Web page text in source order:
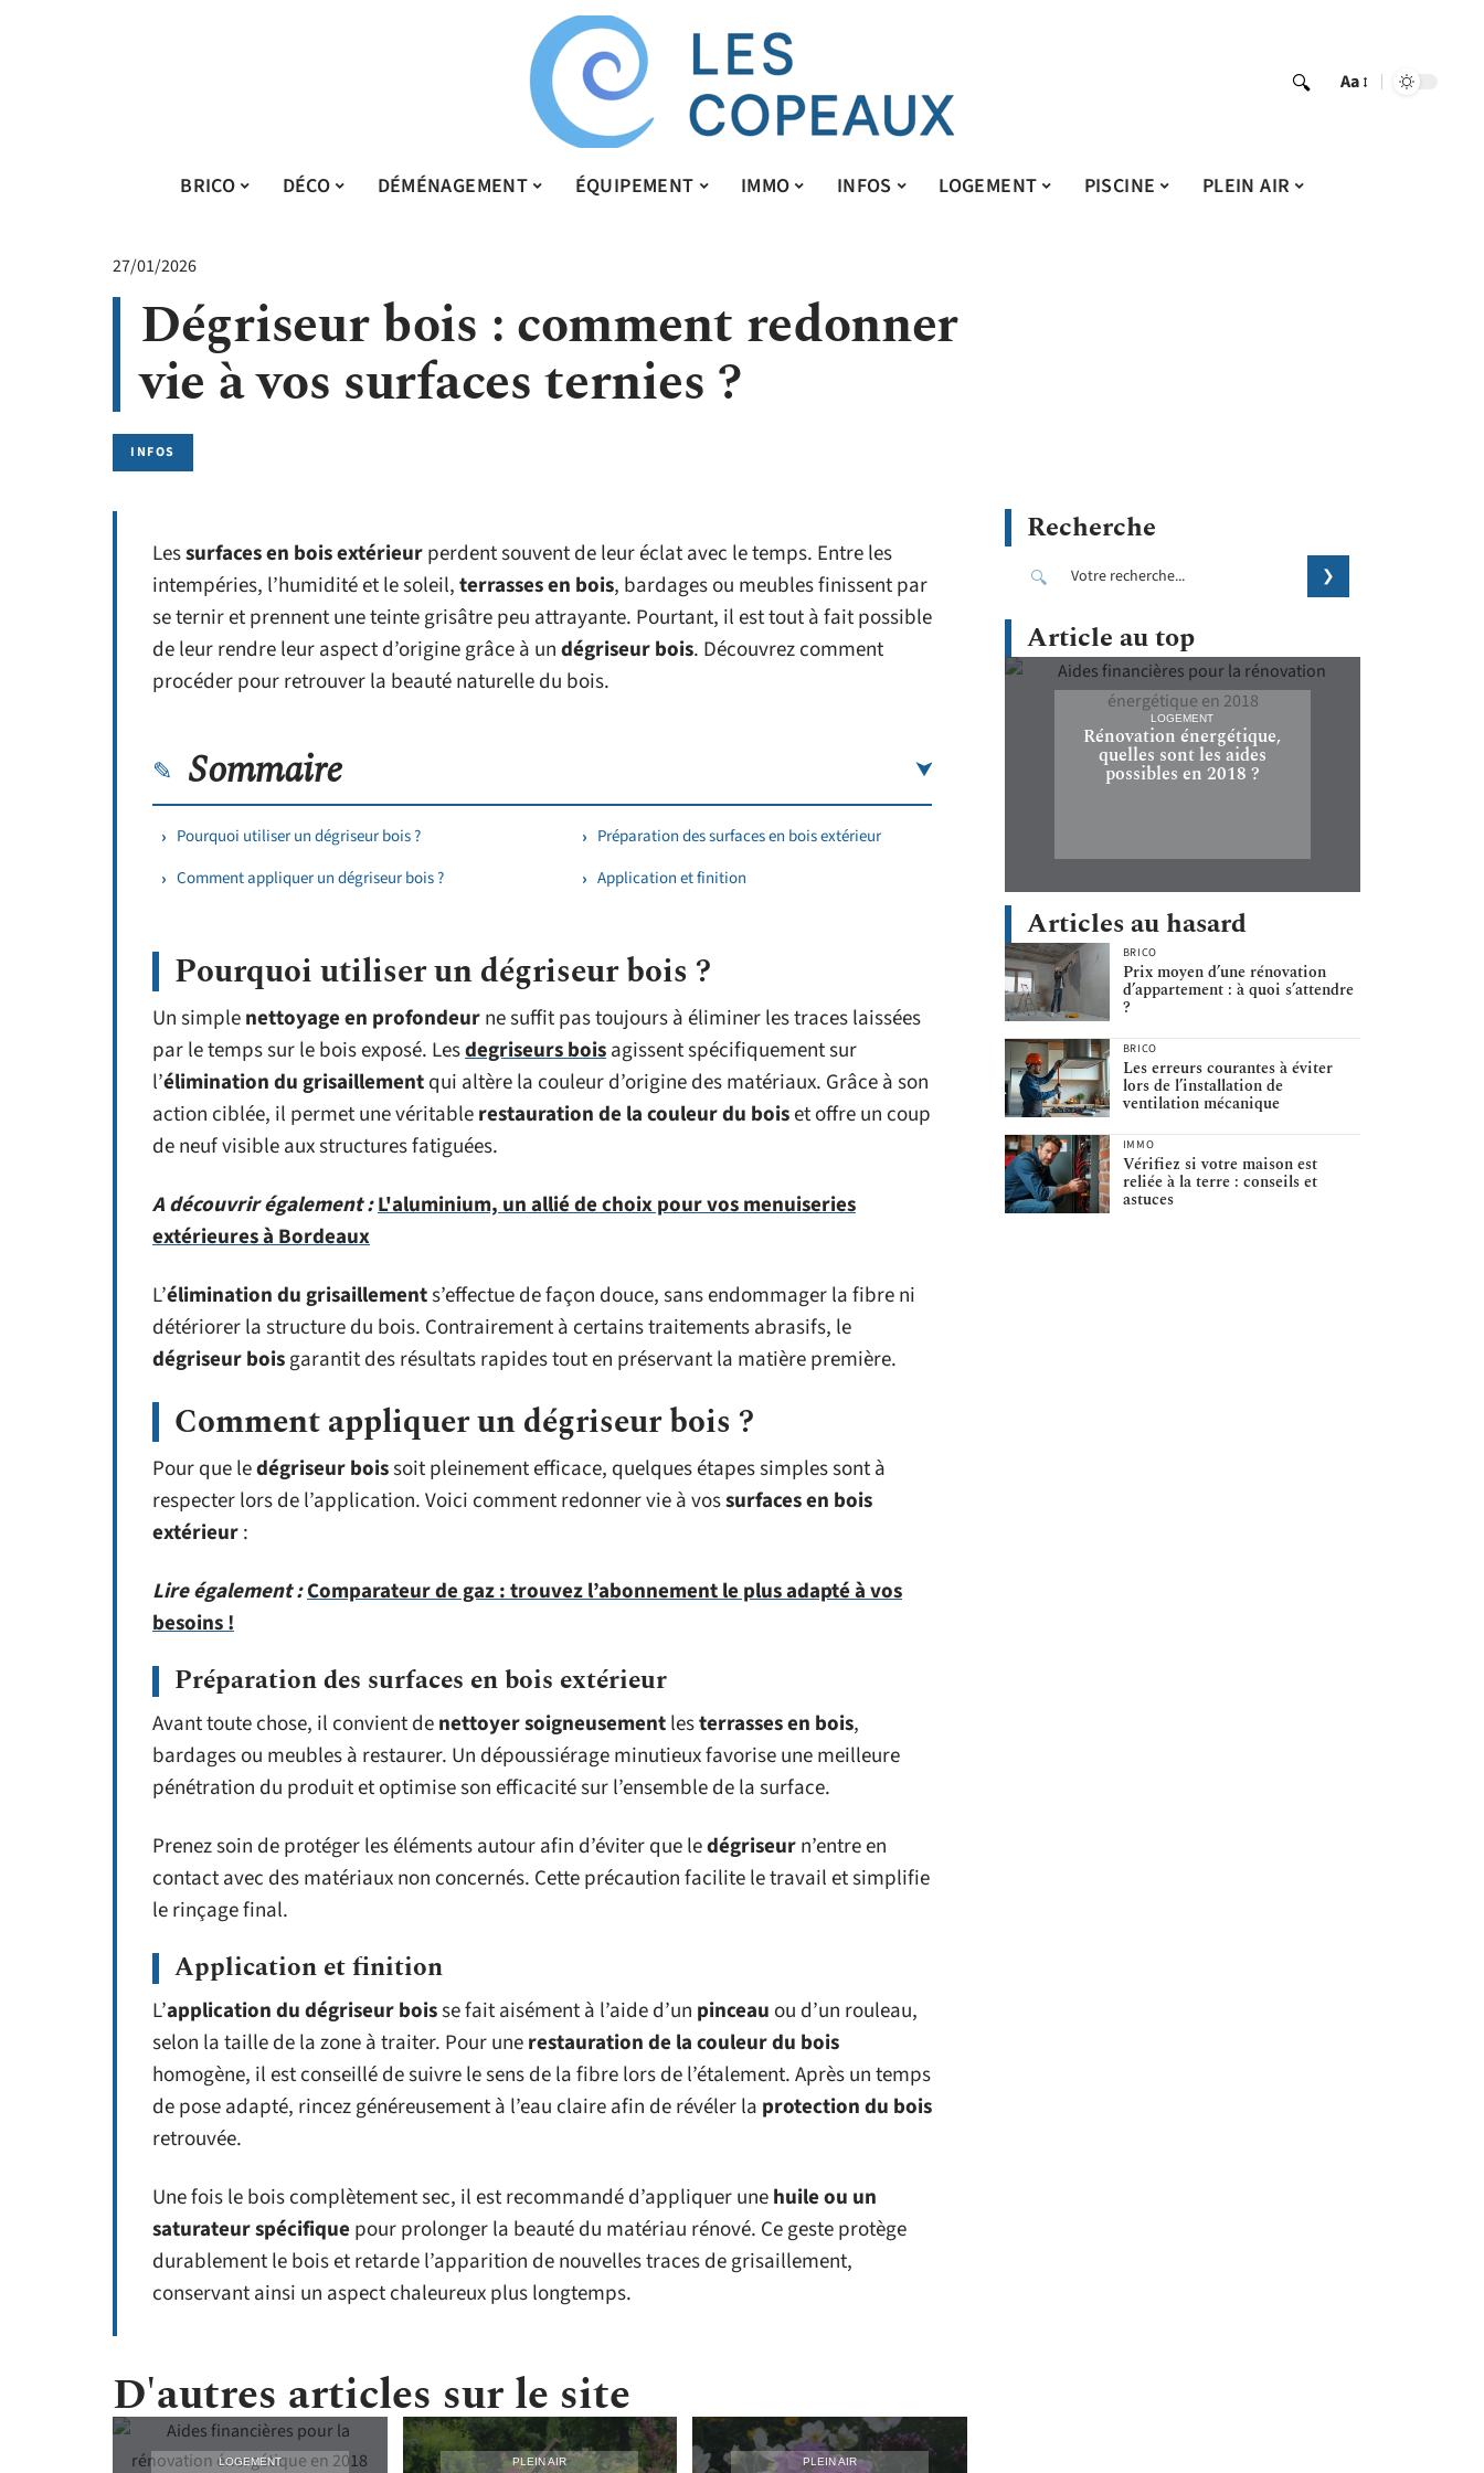
Aa
BRICO DÉCO DÉMÉNAGEMENT ÉQUIPEMENT IMMO INFOS LOGEMENT PISCINE PLEIN AIR
27/01/2026
Dégriseur bois : comment redonner
vie à vos surfaces ternies ?
INFOS
Lessurfaces en bois extérieurperdent souvent de leur éclat avec le temps. Entre les
intempéries, l’humidité et le soleil,terrasses en bois, bardages ou meubles finissent par
se ternir et prennent une teinte grisâtre peu attrayante. Pourtant, il est tout à fait possible
de leur rendre leur aspect d’origine grâce à undégriseur bois. Découvrez comment
procéder pour retrouver la beauté naturelle du bois.
Sommaire
Pourquoi utiliser un dégriseur bois ?
Comment appliquer un dégriseur bois ?
Préparation des surfaces en bois extérieur
Application et finition
Pourquoi utiliser un dégriseur bois ?
Un simplenettoyage en profondeurne suffit pas toujours à éliminer les traces laissées
par le temps sur le bois exposé. Lesdegriseurs boisagissent spécifiquement sur
l’élimination du grisaillementqui altère la couleur d’origine des matériaux. Grâce à son
action ciblée, il permet une véritablerestauration de la couleur du boiset offre un coup
de neuf visible aux structures fatiguées.
A découvrir également :L'aluminium, un allié de choix pour vos menuiseries
extérieures à Bordeaux
L’élimination du grisaillements’effectue de façon douce, sans endommager la fibre ni
détériorer la structure du bois. Contrairement à certains traitements abrasifs, le
dégriseur boisgarantit des résultats rapides tout en préservant la matière première.
Comment appliquer un dégriseur bois ?
Pour que ledégriseur boissoit pleinement efficace, quelques étapes simples sont à
respecter lors de l’application. Voici comment redonner vie à vossurfaces en bois
extérieur:
Lire également :Comparateur de gaz : trouvez l’abonnement le plus adapté à vos
besoins !
Préparation des surfaces en bois extérieur
Avant toute chose, il convient denettoyer soigneusementlesterrasses en bois,
bardages ou meubles à restaurer. Un dépoussiérage minutieux favorise une meilleure
pénétration du produit et optimise son efficacité sur l’ensemble de la surface.
Prenez soin de protéger les éléments autour afin d’éviter que ledégriseurn’entre en
contact avec des matériaux non concernés. Cette précaution facilite le travail et simplifie
le rinçage final.
Application et finition
L’application du dégriseur boisse fait aisément à l’aide d’un pinceau ou d’un rouleau,
selon la taille de la zone à traiter. Pour unerestauration de la couleur du bois
homogène, il est conseillé de suivre le sens de la fibre lors de l’étalement. Après un temps
de pose adapté, rincez généreusement à l’eau claire afin de révéler la protection du bois
retrouvée.
Une fois le bois complètement sec, il est recommandé d’appliquer unehuile ou un
saturateur spécifique pour prolonger la beauté du matériau rénové. Ce geste protège
durablement le bois et retarde l’apparition de nouvelles traces de grisaillement,
conservant ainsi un aspect chaleureux plus longtemps.
D'autres articles sur le site
LOGEMENT PLEIN AIR PLEIN AIR
Recherche
Article au top
LOGEMENT
Rénovation énergétique,
quelles sont les aides
possibles en 2018 ?
Articles au hasard
BRICO
Prix moyen d’une rénovation
d’appartement : à quoi s’attendre
?
BRICO
Les erreurs courantes à éviter
lors de l’installation de
ventilation mécanique
IMMO
Vérifiez si votre maison est
reliée à la terre : conseils et
astuces